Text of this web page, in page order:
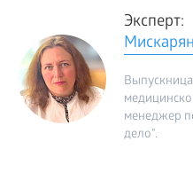
Эксперт:
Выпускница
менеджер
дело".